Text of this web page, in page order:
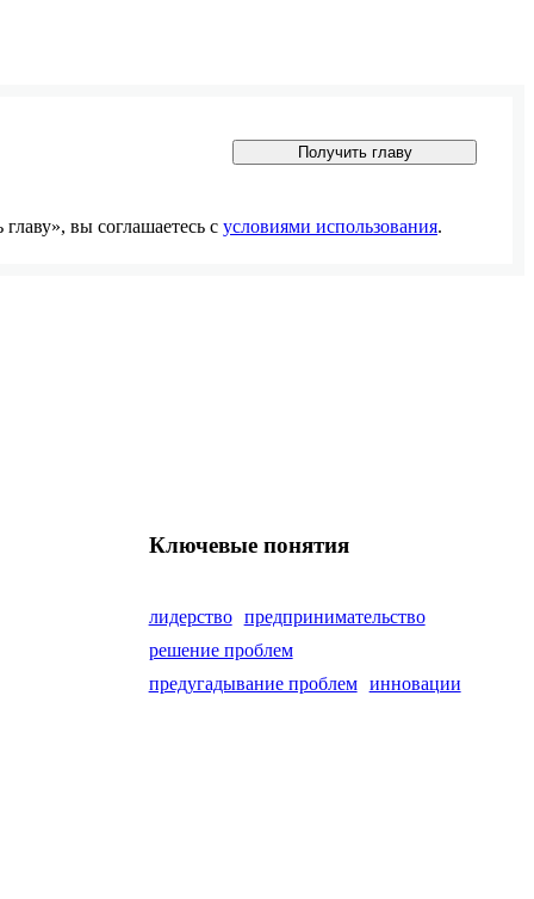
Ключевые понятия
лидерство
предпринимательство
решение проблем
предугадывание проблем
инновации
Получить главу
вы соглашаетесь с условиями использования.